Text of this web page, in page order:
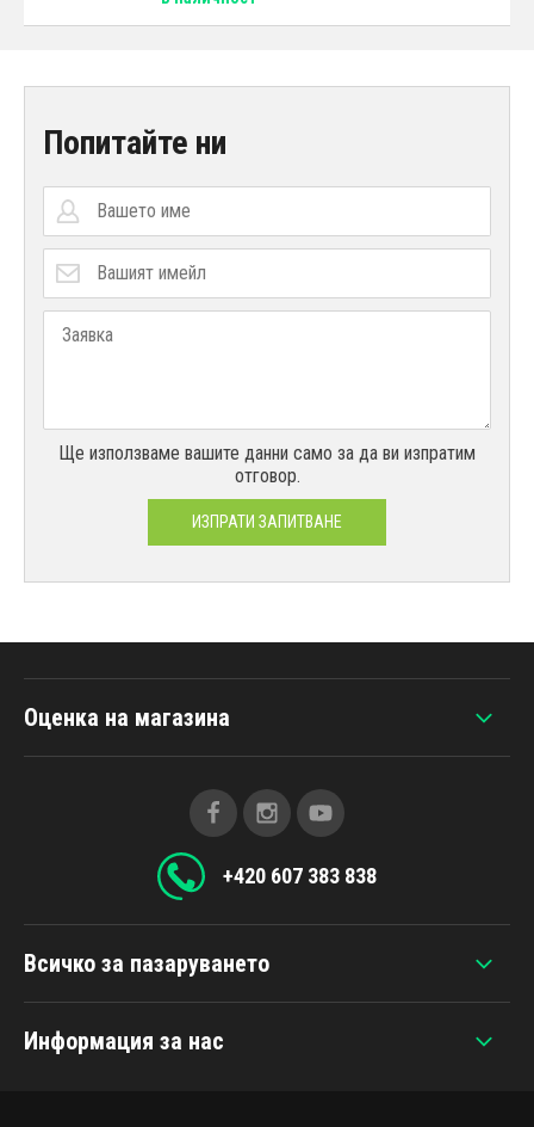
Попитайте ни
Ще използваме вашите данни само за да ви изпратим
отговор.
ИЗПРАТИ ЗАПИТВАНЕ
Всичко за пазаруването
Информация за нас
Оценка на магазина
+420 607 383 838